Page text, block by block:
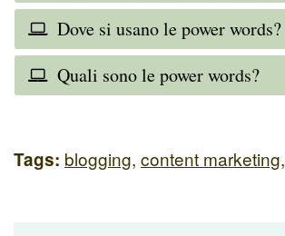
Dove si usano le power words?
Quali sono le power words?
Tags: blogging, content marketing,